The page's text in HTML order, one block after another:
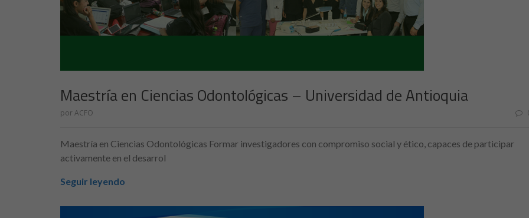
Maestría en Ciencias Odontológicas – Universidad de Antioquia
por ACFO
Maestría en Ciencias Odontológicas Formar investigadores con compromiso social y ético, capaces de participar
activamente en el desarrol
Seguir leyendo